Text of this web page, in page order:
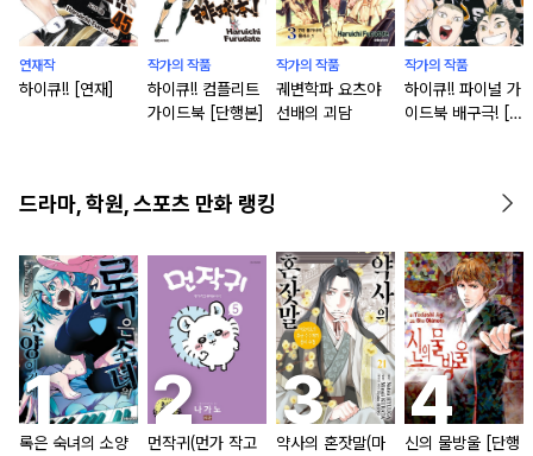
연재작
하이큐!! [연재]
작가의 작품
하이큐!! 컴플리트
가이드북 [단행본]
작가의 작품
궤변학파 요츠야
선배의 괴담
작가의 작품
하이큐!! 파이널 가
이드북 배구극! [단
드라마, 학원, 스포츠 만화 랭킹
록은 숙녀의 소양
먼작귀(먼가 작고
약사의 혼잣말(마
신의 물방울 [단행